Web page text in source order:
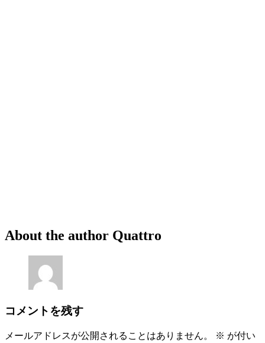
About the author Quattro
コメントを残す
メールアドレスが公開されることはありません。 ※ が付い